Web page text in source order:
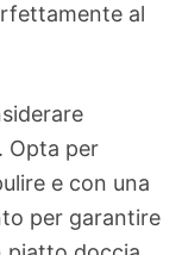
al
Opta per
e con una
per garantire